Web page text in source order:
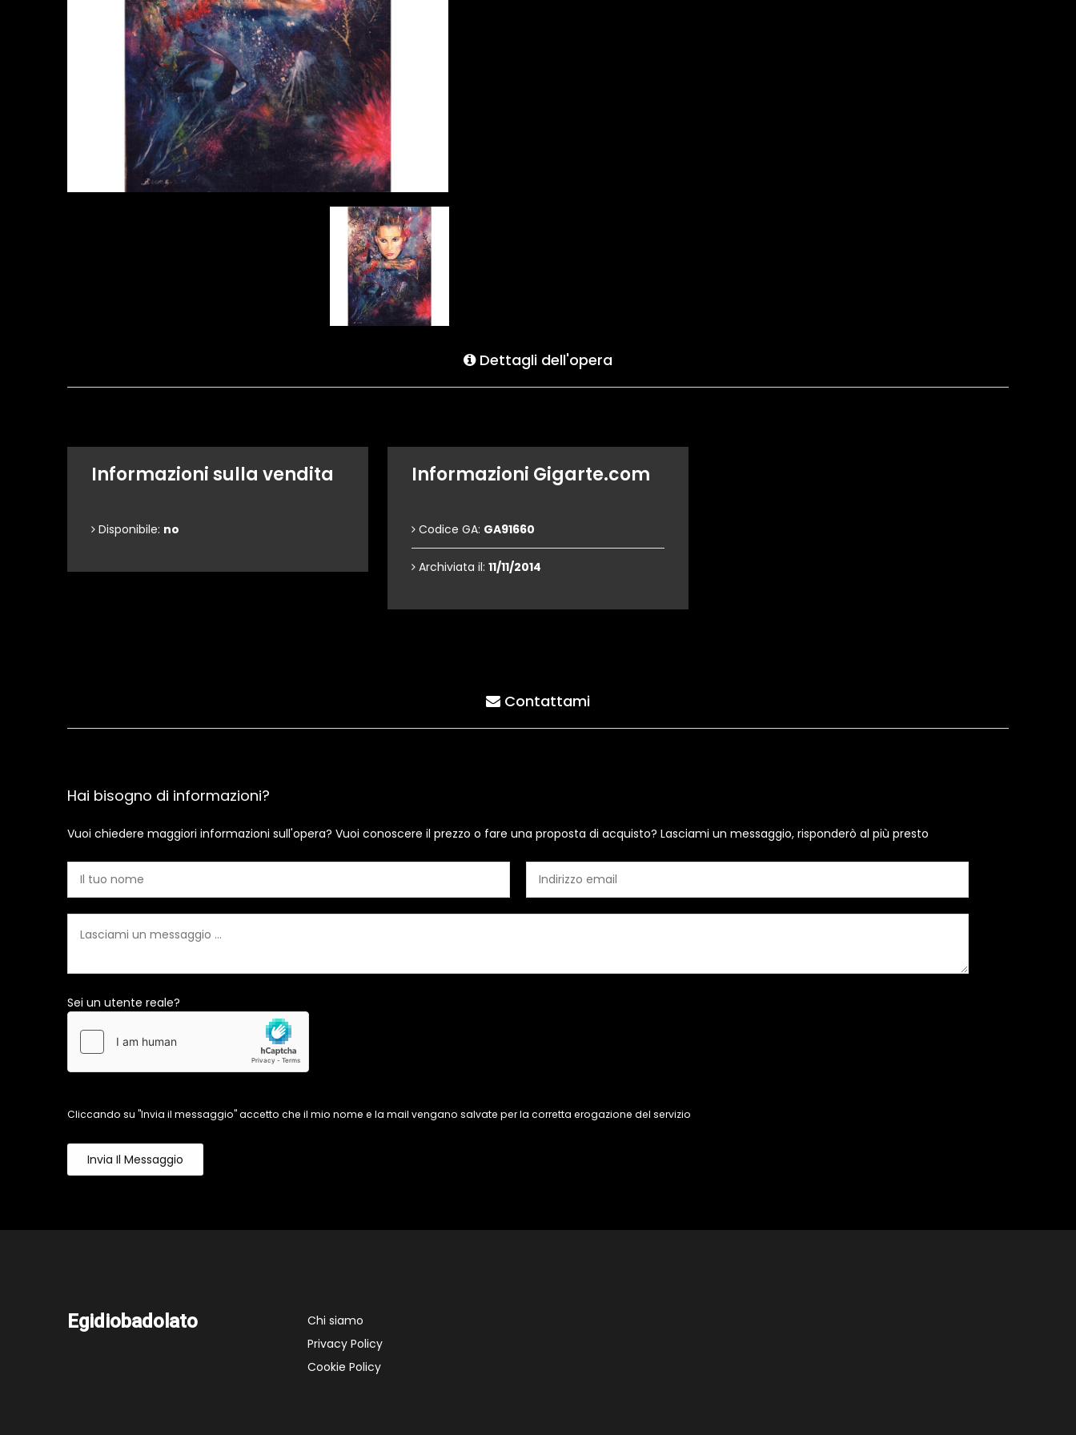
Dettagli dell'opera
Informazioni sulla vendita
Disponibile: no
Informazioni Gigarte.com
Codice GA: GA91660
Archiviata il: 11/11/2014
Contattami
Hai bisogno di informazioni?
Vuoi chiedere maggiori informazioni sull'opera? Vuoi conoscere il prezzo o fare una proposta di acquisto? Lasciami un messaggio, risponderò al più presto
Sei un utente reale?
Cliccando su "Invia il messaggio" accetto che il mio nome e la mail vengano salvate per la corretta erogazione del servizio
Invia Il Messaggio
Egidiobadolato
Chi siamo
Privacy Policy
Cookie Policy